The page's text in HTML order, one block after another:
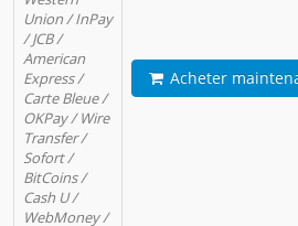
Union / InPay
/ JCB /
American
Express /
Carte Bleue /
OKPay / Wire
Transfer /
Sofort /
BitCoins /
Cash U /
WebMoney /
Acheter